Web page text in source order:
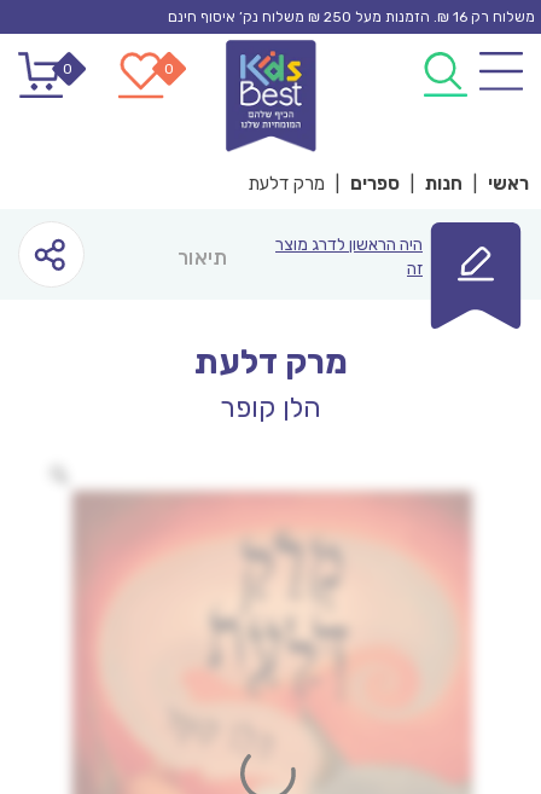
Skip
content
משלוח רק 16 ₪. הזמנות מעל 250 ₪ משלוח נק’ איסוף חינם
0
0
ראשי חנות ספרים מרק דלעת
היה הראשון לדרג מוצר
זה
תיאור
מרק דלעת
הלן קופר